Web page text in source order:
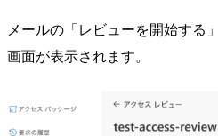
メールの「レビューを開始する
画面が表示されます。